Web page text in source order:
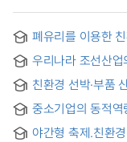
폐유리를 이용한
Fabrication
using waste
우리나라 조선산
연구 = A Study
Competitiveness
친환경 선박·부품
분석에 관한 연구
중소기업의 동적
기술준비도와 친
of dynamic
야간형 축제.친환